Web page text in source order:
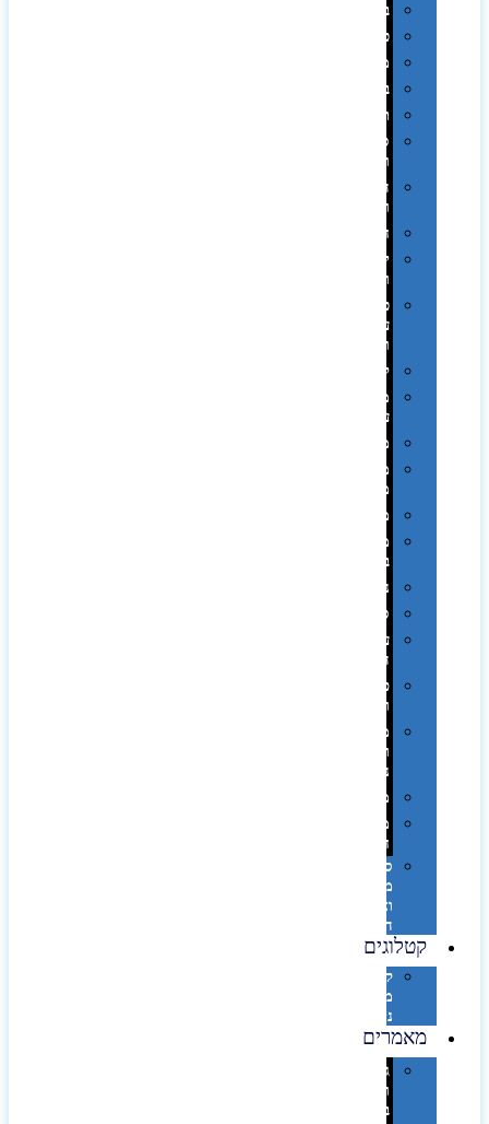
ביגוד
כובעים
מגבות
בקבוקים
תרמי
ספלים
וכוסות
הוקרה
ואומנות
חגים
יין
ומארזים
כלי
עבודה
ופנסים
למטבח
מוצרי
עור
מחברות
מחזיקי
מפתחות
משחקים
מתנה
בפחית
נסיעות
ספורט
על
השולחן…
פינוק
וספא
מזוודות
ותיקי
נסיעות
מטריות
מוצרי
חוף
סביבת
מחשב
וציוד
היקפי
קטלוגים
קטלוג
מוצרי
נייר
מאמרים
גימורים
והשבחות
בדפוס